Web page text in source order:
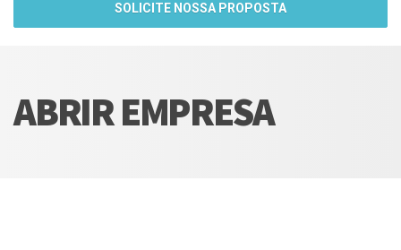
SOLICITE NOSSA PROPOSTA
ABRIR EMPRESA